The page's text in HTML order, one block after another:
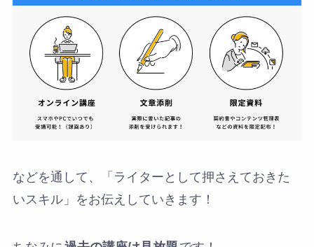
などを通して、「ライターとして押さえておきた
いスキル」をお伝えしていきます！